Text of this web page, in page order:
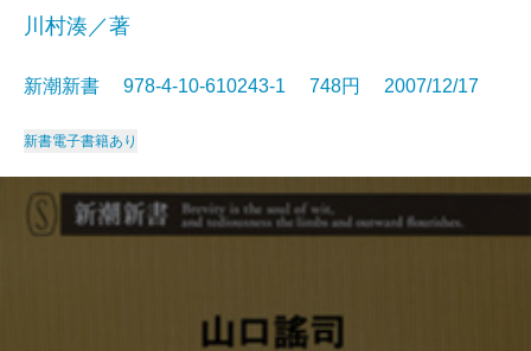
川村湊／著
新潮新書 978-4-10-610243-1 748円 2007/12/17
新書電子書籍あり